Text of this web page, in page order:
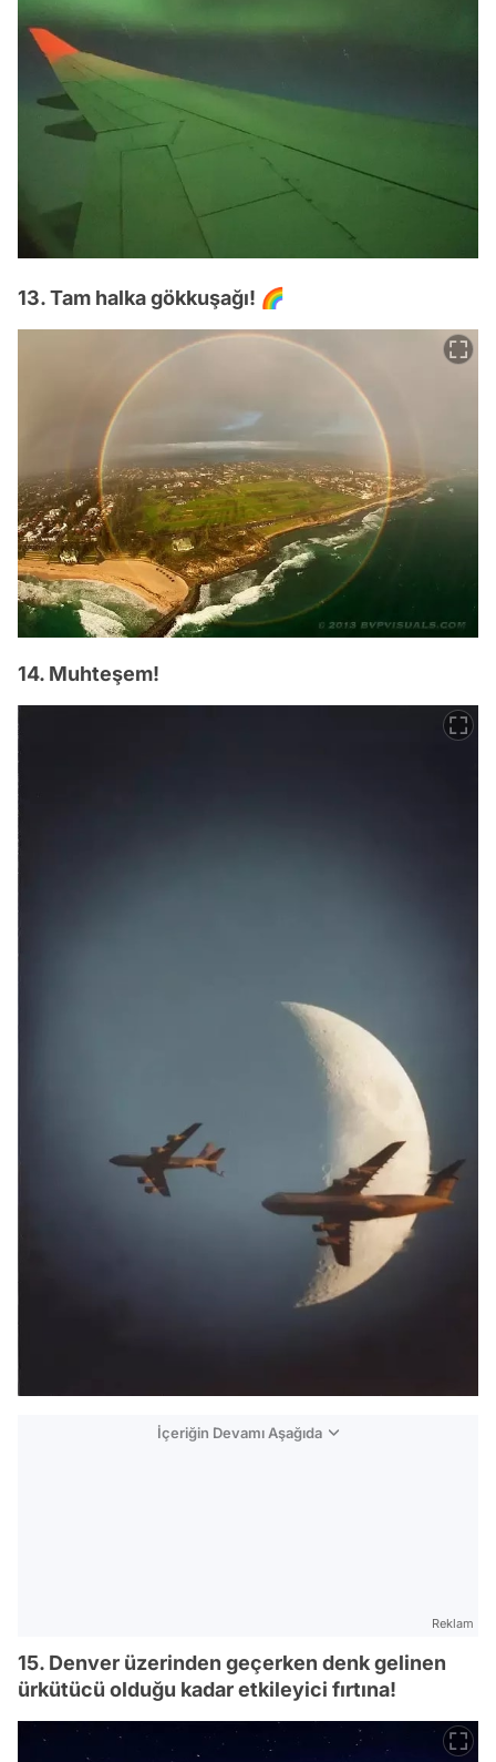
13. Tam halka gökkuşağı! 🌈
14. Muhteşem!
İçeriğin Devamı Aşağıda
Reklam
15. Denver üzerinden geçerken denk gelinen
ürkütücü olduğu kadar etkileyici fırtına!